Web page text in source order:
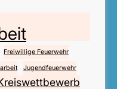
Freiwillige Feuerwehr
Jugendfeuerwehr